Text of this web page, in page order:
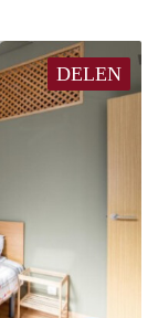
DELEN